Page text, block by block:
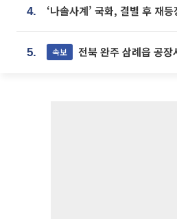
4.
5. 속보 전북 완주 삼례읍 공장